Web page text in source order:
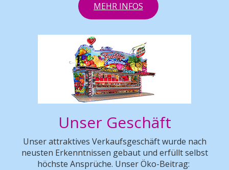
MEHR INFOS
Unser Geschäft
Unser attraktives Verkaufsgeschäft wurde nach
neusten Erkenntnissen gebaut und erfüllt selbst
höchste Ansprüche. Unser Öko-Beitrag: